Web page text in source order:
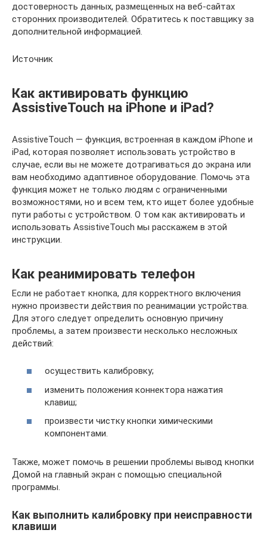
достоверность данных, размещенных на веб-сайтах
сторонних производителей. Обратитесь к поставщику за
дополнительной информацией.
Источник
Как активировать функцию
AssistiveTouch на iPhone и iPad?
AssistiveTouch — функция, встроенная в каждом iPhone и
iPad, которая позволяет использовать устройство в
случае, если вы не можете дотрагиваться до экрана или
вам необходимо адаптивное оборудование. Помочь эта
функция может не только людям с ограниченными
возможностями, но и всем тем, кто ищет более удобные
пути работы с устройством. О том как активировать и
использовать AssistiveTouch мы расскажем в этой
инструкции.
Как реанимировать телефон
Если не работает кнопка, для корректного включения
нужно произвести действия по реанимации устройства.
Для этого следует определить основную причину
проблемы, а затем произвести несколько несложных
действий:
осуществить калибровку;
изменить положения коннектора нажатия
клавиш;
произвести чистку кнопки химическими
компонентами.
Также, может помочь в решении проблемы вывод кнопки
Домой на главный экран с помощью специальной
программы.
Как выполнить калибровку при неисправности
клавиши